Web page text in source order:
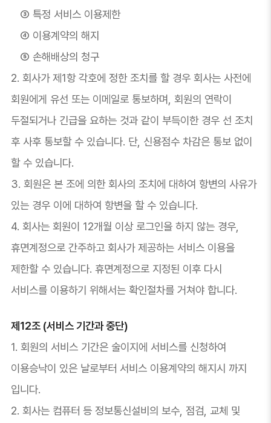
③ 특정 서비스 이용제한
④ 이용계약의 해지
⑤ 손해배상의 청구
2. 회사가 제1항 각호에 정한 조치를 할 경우 회사는 사전에
회원에게 유선 또는 이메일로 통보하며, 회원의 연락이
두절되거나 긴급을 요하는 것과 같이 부득이한 경우 선 조치
후 사후 통보할 수 있습니다. 단, 신용점수 차감은 통보 없이
할 수 있습니다.
3. 회원은 본 조에 의한 회사의 조치에 대하여 항변의 사유가
있는 경우 이에 대하여 항변을 할 수 있습니다.
4. 회사는 회원이 12개월 이상 로그인을 하지 않는 경우,
휴면계정으로 간주하고 회사가 제공하는 서비스 이용을
제한할 수 있습니다. 휴면계정으로 지정된 이후 다시
서비스를 이용하기 위해서는 확인절차를 거쳐야 합니다.
제12조 (서비스 기간과 중단)
1. 회원의 서비스 기간은 술이지에 서비스를 신청하여
이용승낙이 있은 날로부터 서비스 이용계약의 해지시 까지
입니다.
2. 회사는 컴퓨터 등 정보통신설비의 보수, 점검, 교체 및